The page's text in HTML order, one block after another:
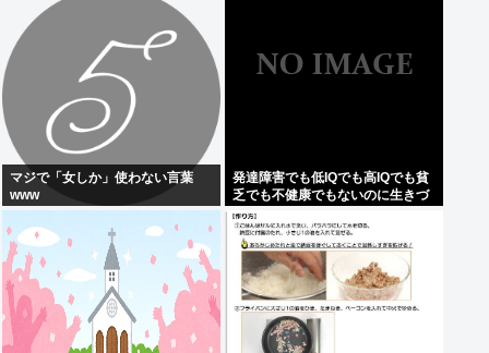
マジで「女しか」使わない言葉
www
発達障害でも低IQでも高IQでも貧
乏でも不健康でもないのに生きづ
らい奴www